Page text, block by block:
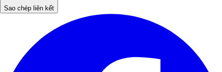
Sao chép liên kết